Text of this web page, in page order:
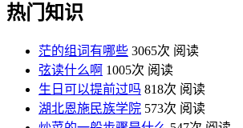
热门知识
茫的组词有哪些 3065次 阅读
弦读什么啊 1005次 阅读
生日可以提前过吗 818次 阅读
湖北恩施民族学院 573次 阅读